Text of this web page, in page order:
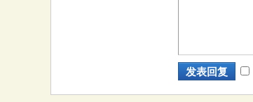
发表回复